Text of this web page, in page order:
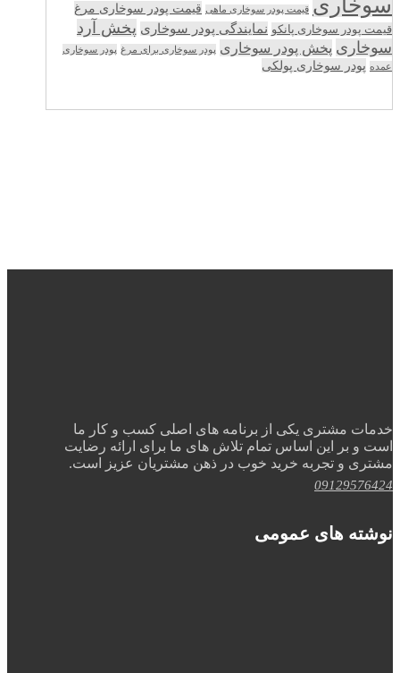
سوخاری قیمت پودر سوخاری ماهی قیمت پودر سوخاری مرغ
قیمت پودر سوخاری پانکو نمایندگی پودر سوخاری پخش آرد
سوخاری پخش پودر سوخاری پودر سوخاری برای مرغ پودر سوخاری
عمده پودر سوخاری پولکی
خدمات مشتری یکی از برنامه های اصلی کسب و کار ما
است و بر این اساس تمام تلاش های ما برای ارائه رضایت
مشتری و تجربه خرید خوب در ذهن مشتریان عزیز است.
09129576424
نوشته های عمومی